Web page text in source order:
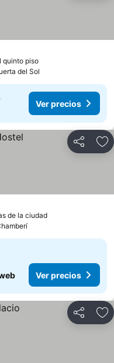
quinto piso
del Sol
Ver precios
Compartir
de la ciudad
Ver precios
Compartir